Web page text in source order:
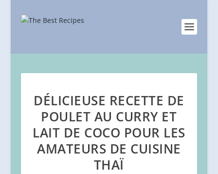
DÉLICIEUSE RECETTE DE
POULET AU CURRY ET
LAIT DE COCO POUR LES
AMATEURS DE CUISINE
THAÏ